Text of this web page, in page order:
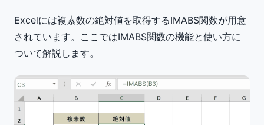
Excelには複素数の絶対値を取得するIMABS関数が用意
されています。ここではIMABS関数の機能と使い方に
ついて解説します。